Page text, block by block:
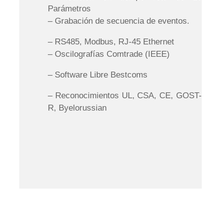
Parámetros
– Grabación de secuencia de eventos.
– RS485, Modbus, RJ-45 Ethernet
– Oscilografías Comtrade (IEEE)
– Software Libre Bestcoms
– Reconocimientos UL, CSA, CE, GOST-
R, Byelorussian